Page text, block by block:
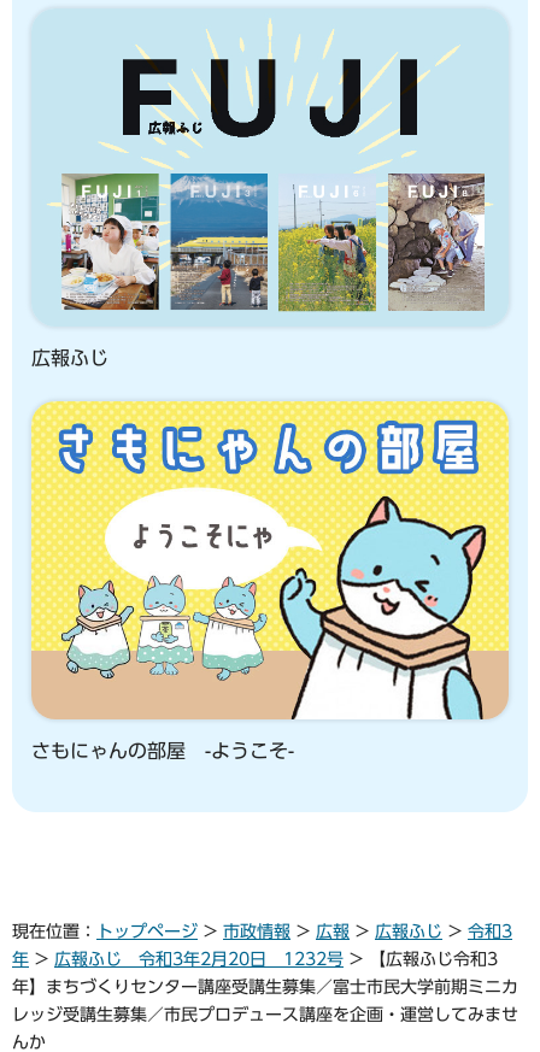
広報ふじ
さもにゃんの部屋 -ようこそ-
現在位置： トップページ > 市政情報 > 広報 > 広報ふじ > 令和3
年 > 広報ふじ 令和3年2月20日 1232号 > 【広報ふじ令和3
年】まちづくりセンター講座受講生募集／富士市民大学前期ミニカ
レッジ受講生募集／市民プロデュース講座を企画・運営してみませ
んか